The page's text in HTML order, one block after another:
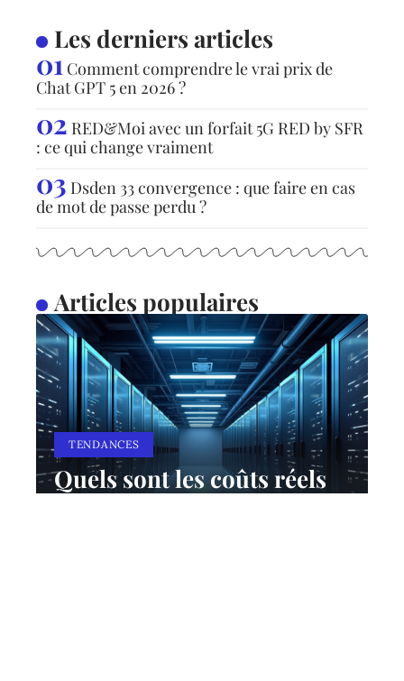
Les derniers articles
Comment comprendre le vrai prix de
Chat GPT 5 en 2026 ?
RED&Moi avec un forfait 5G RED by SFR
: ce qui change vraiment
Dsden 33 convergence : que faire en cas
de mot de passe perdu ?
Articles populaires
TENDANCES
Quels sont les coûts réels
des différents systèmes de